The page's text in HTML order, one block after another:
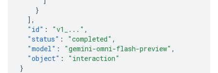
}
],
"id" : "v1_..." ,
"status" : "completed" ,
"model" : "gemini-omni-flash-preview" ,
"object" :
"interaction"
}